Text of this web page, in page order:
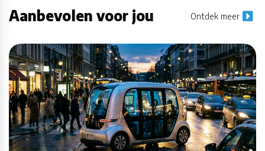
Aanbevolen voor jou Ontdek meer